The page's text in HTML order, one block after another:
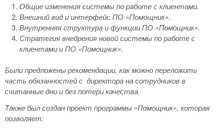
Общие изменения системы по работе с клиентами.
Внешний вид и интерфейс ПО «Помощник».
Внутренняя структура и функции ПО «Помощник».
Стратегия внедрения новой системы по работе с
клиентами и ПО «Помощник».
Были предложены рекомендации, как можно переложить
часть обязанностей с директора на сотрудников в
считанные дни и без потери качества.
Также был создан проект программы «Помощник», которая
позволяет: